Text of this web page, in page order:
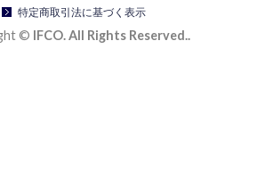
© IFCO. All Rights Reserved..
特定商取引法に基づく表示